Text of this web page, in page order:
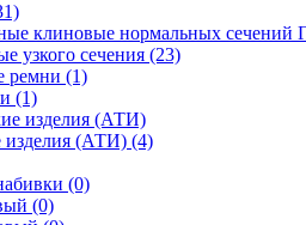
клиновые нормальных сечений
узкого сечения (23)
ремни (1)
(1)
изделия (АТИ) (4)
(0)
(0)